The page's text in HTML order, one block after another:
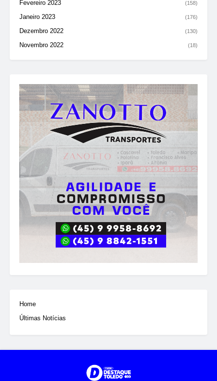
Fevereiro 2023 (158)
Janeiro 2023 (176)
Dezembro 2022 (130)
Novembro 2022 (18)
Home
Últimas Notícias